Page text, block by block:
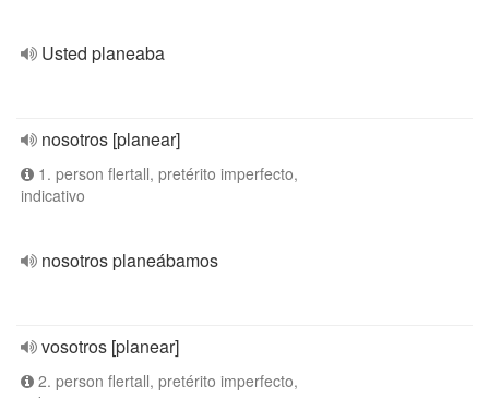
Usted planeaba
nosotros [planear]
1. person flertall, pretérito imperfecto,
indicativo
nosotros planeábamos
vosotros [planear]
2. person flertall, pretérito imperfecto,